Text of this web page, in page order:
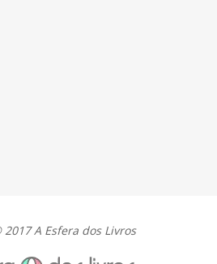
A Esfera dos Livros